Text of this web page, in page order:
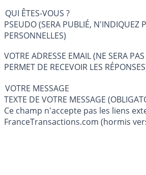
QUI ÊTES-VOUS ?
PSEUDO (SERA PUBLIÉ, N'INDIQUEZ
PERSONNELLES)
VOTRE ADRESSE EMAIL (NE SERA
PERMET DE RECEVOIR LES
VOTRE MESSAGE
TEXTE DE VOTRE MESSAGE
Ce champ n'accepte pas les liens
FranceTransactions.com (hormis